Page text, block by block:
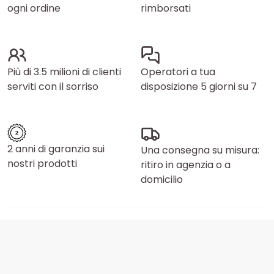
ogni ordine
rimborsati
Più di 3.5 milioni di clienti
serviti con il sorriso
Operatori a tua
disposizione 5 giorni su 7
2 anni di garanzia sui
nostri prodotti
Una consegna su misura:
ritiro in agenzia o a
domicilio